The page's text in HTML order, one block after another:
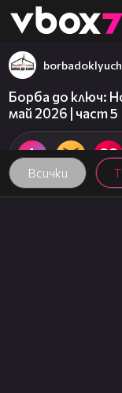
👾
Всички
borbadoklyuch
Борба до ключ:
май 2026 | част 5
05:29